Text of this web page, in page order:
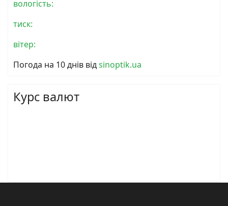
вологість:
тиск:
вітер:
Погода на 10 днів відsinoptik.ua
Курс валют